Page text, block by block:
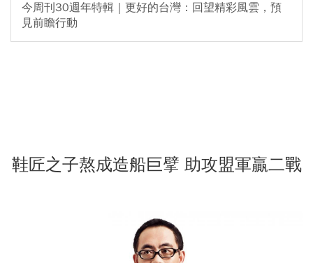
今周刊30週年特輯｜更好的台灣：回望精彩風雲，預
見前瞻行動
鞋匠之子熬成造船巨擘 助攻盟軍贏二戰